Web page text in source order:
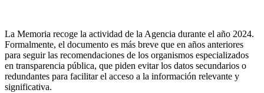
La Memoria recoge la actividad de la Agencia durante el año 2024.
Formalmente, el documento es más breve que en años anteriores
para seguir las recomendaciones de los organismos especializados
en transparencia pública, que piden evitar los datos secundarios o
redundantes para facilitar el acceso a la información relevante y
significativa.